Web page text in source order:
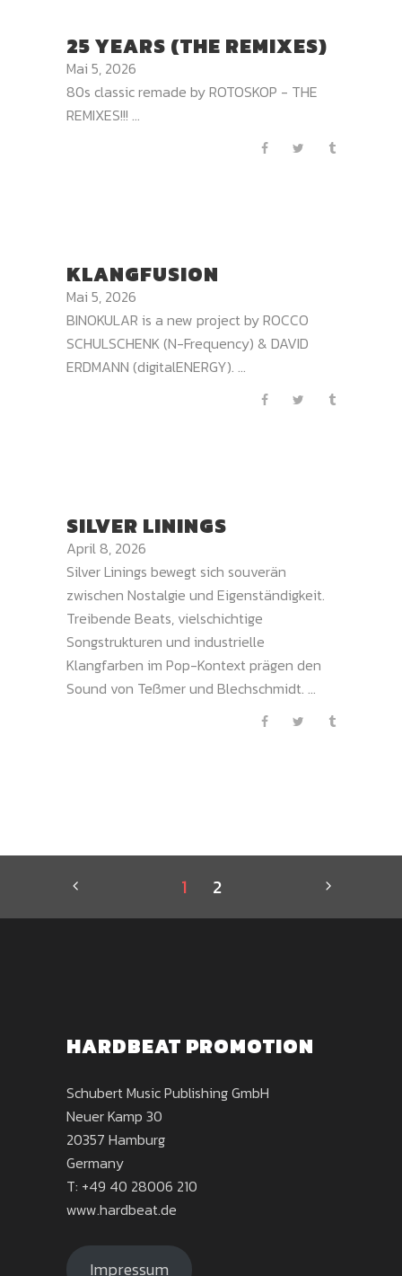
25 YEARS (THE REMIXES)
Mai 5, 2026
80s classic remade by ROTOSKOP - THE
REMIXES!!! ...
KLANGFUSION
Mai 5, 2026
BINOKULAR is a new project by ROCCO
SCHULSCHENK (N-Frequency) & DAVID
ERDMANN (digitalENERGY). ...
SILVER LININGS
April 8, 2026
Silver Linings bewegt sich souverän
zwischen Nostalgie und Eigenständigkeit.
Treibende Beats, vielschichtige
Songstrukturen und industrielle
Klangfarben im Pop-Kontext prägen den
Sound von Teßmer und Blechschmidt. ...
1 2
HARDBEAT PROMOTION
Schubert Music Publishing GmbH
Neuer Kamp 30
20357 Hamburg
Germany
T: +49 40 28006 210
www.hardbeat.de
Impressum